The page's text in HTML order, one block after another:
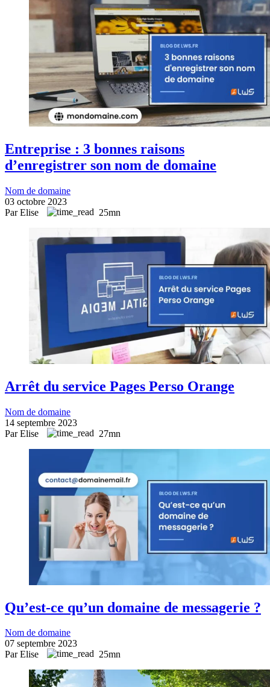
Entreprise : 3 bonnes raisons
d’enregistrer son nom de domaine
Nom de domaine
03 octobre 2023
Par Elise
25mn
Arrêt du service Pages Perso Orange
Nom de domaine
14 septembre 2023
Par Elise
27mn
Qu’est-ce qu’un domaine de messagerie ?
Nom de domaine
07 septembre 2023
Par Elise
25mn